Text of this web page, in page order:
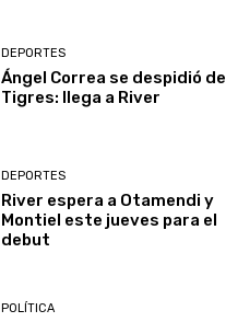
DEPORTES
Ángel Correa se despidió de
Tigres: llega a River
DEPORTES
River espera a Otamendi y
Montiel este jueves para el
debut
POLÍTICA